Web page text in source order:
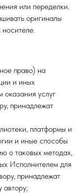
или переделки.
оригиналы
право) на
и иных
оказания услуг
принадлежат
платформы и
и иные способы
о таковых методах,
Исполнителем для
принадлежат
автору;